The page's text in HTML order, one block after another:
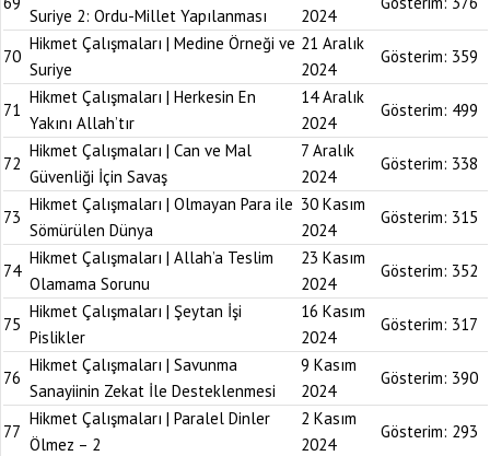
Suriye 2: Ordu-Millet Yapılanması
2024
70
Hikmet Çalışmaları | Medine Örneği ve
Suriye
21 Aralık
2024
Gösterim: 359
71
Hikmet Çalışmaları | Herkesin En
Yakını Allah’tır
14 Aralık
2024
Gösterim: 499
72
Hikmet Çalışmaları | Can ve Mal
Güvenliği İçin Savaş
7 Aralık
2024
Gösterim: 338
73
Hikmet Çalışmaları | Olmayan Para ile
Sömürülen Dünya
30 Kasım
2024
Gösterim: 315
74
Hikmet Çalışmaları | Allah’a Teslim
Olamama Sorunu
23 Kasım
2024
Gösterim: 352
75
Hikmet Çalışmaları | Şeytan İşi
Pislikler
16 Kasım
2024
Gösterim: 317
76
Hikmet Çalışmaları | Savunma
Sanayiinin Zekat İle Desteklenmesi
9 Kasım
2024
Gösterim: 390
77
Hikmet Çalışmaları | Paralel Dinler
Ölmez – 2
2 Kasım
2024
Gösterim: 293